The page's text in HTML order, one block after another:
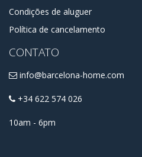
Condições de aluguer
Política de cancelamento
CONTATO
info@barcelona-home.com
+34 622 574 026
10am - 6pm